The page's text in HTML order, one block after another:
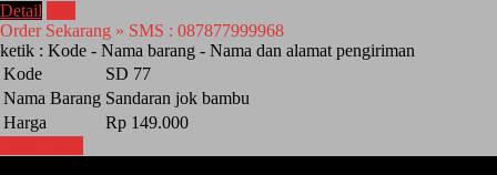
Detail
Order Sekarang » SMS : 087877999968
ketik : Kode - Nama barang - Nama dan alamat pengiriman
Kode
SD 77
Nama Barang Sandaran jok bambu
Harga
Rp 149.000